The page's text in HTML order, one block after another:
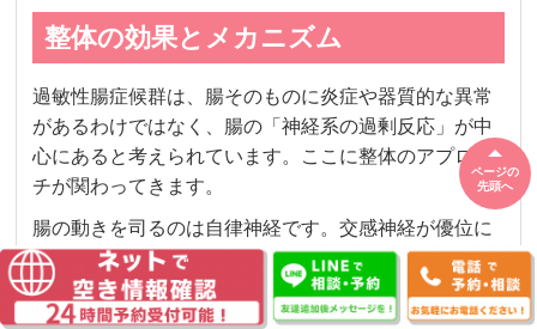
整体の効果とメカニズム
過敏性腸症候群は、腸そのものに炎症や器質的な異常
があるわけではなく、腸の「神経系の過剰反応」が中
心にあると考えられています。ここに整体のアプロー
チが関わってきます。
腸の動きを司るのは自律神経です。交感神経が優位に
なると腸の蠕動運動が抑制・乱れ、副交感神経が優位
になると腸は適切に動きます。しかし慢性的なストレ
スや姿勢の崩れ、骨盤のゆがみによって自律神経のバ
ページの
先頭へ